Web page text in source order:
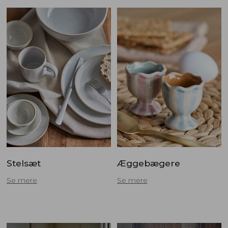
Stelsæt
Se mere
Æggebægere
Se mere